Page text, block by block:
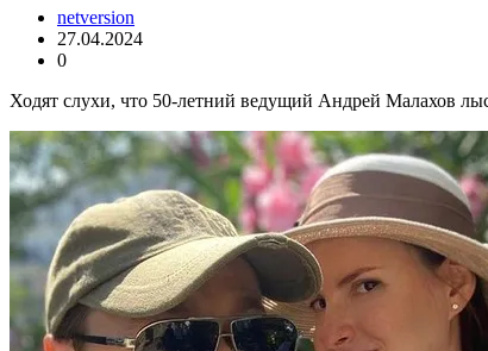
netversion
27.04.2024
0
Ходят слухи, что 50-летний ведущий Андрей Малахов